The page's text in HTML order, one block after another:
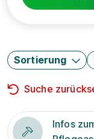
Sortierung
Suche
Infos